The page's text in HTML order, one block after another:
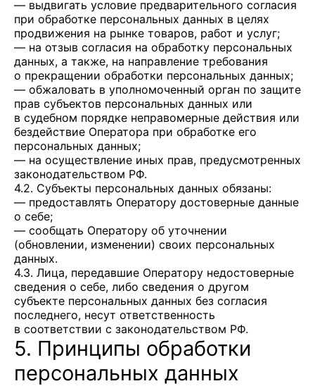
— выдвигать условие предварительного согласия
при обработке персональных данных в целях
продвижения на рынке товаров, работ и услуг;
— на отзыв согласия на обработку персональных
данных, а также, на направление требования
о прекращении обработки персональных данных;
— обжаловать в уполномоченный орган по защите
прав субъектов персональных данных или
в судебном порядке неправомерные действия или
бездействие Оператора при обработке его
персональных данных;
— на осуществление иных прав, предусмотренных
законодательством РФ.
4.2. Субъекты персональных данных обязаны:
— предоставлять Оператору достоверные данные
о себе;
— сообщать Оператору об уточнении
(обновлении, изменении) своих персональных
данных.
4.3. Лица, передавшие Оператору недостоверные
сведения о себе, либо сведения о другом
субъекте персональных данных без согласия
последнего, несут ответственность
в соответствии с законодательством РФ.
5. Принципы обработки
персональных данных